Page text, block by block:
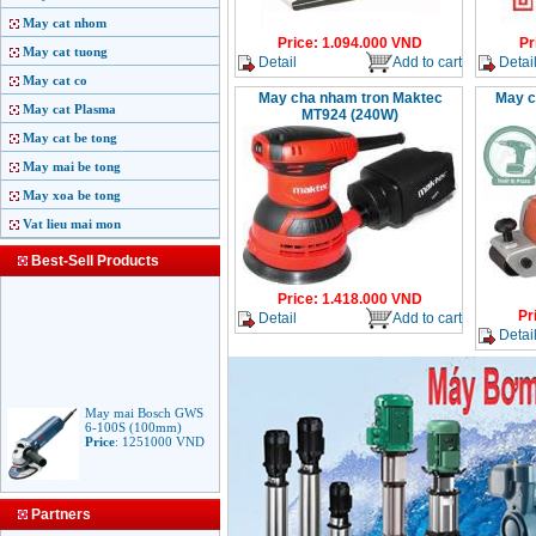
May cat nhom
May cat tuong
May cat co
May cat Plasma
May cat be tong
May mai be tong
May xoa be tong
Vat lieu mai mon
Best-Sell Products
May mai Bosch GWS
6-100S (100mm)
Price:1251000VND
May mai Makita
9553B (100mm)
Partners
Price: 1.094.000 VND
Detail
Add to cart
Detail
May cha nham tron Maktec
MT924 (240W)
Price: 1.418.000 VND
Detail
Add to cart
May
Detail